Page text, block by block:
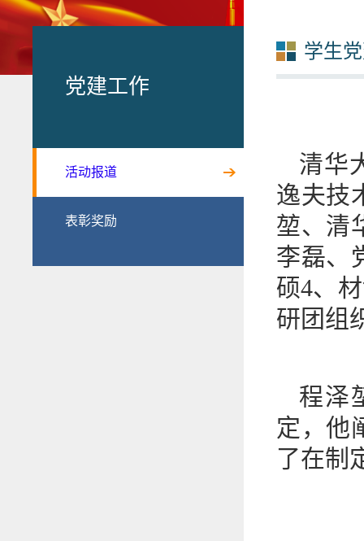
党建工作
活动报道
表彰奖励
学生
清华
逸夫技
堃、清
李磊、
硕4、
研团组
程泽
定，他
了在制